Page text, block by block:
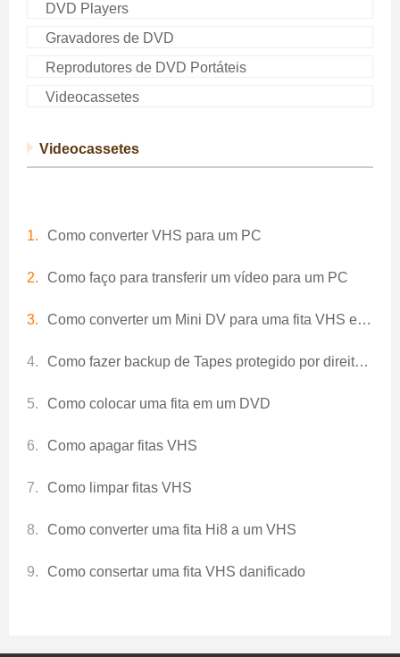
DVD Players
Gravadores de DVD
Reprodutores de DVD Portáteis
Videocassetes
Videocassetes
Como converter VHS para um PC
Como faço para transferir um vídeo para um PC
Como converter um Mini DV para uma fita VHS em tamanho Real
Como fazer backup de Tapes protegido por direitos autorais VHS
Como colocar uma fita em um DVD
Como apagar fitas VHS
Como limpar fitas VHS
Como converter uma fita Hi8 a um VHS
Como consertar uma fita VHS danificado